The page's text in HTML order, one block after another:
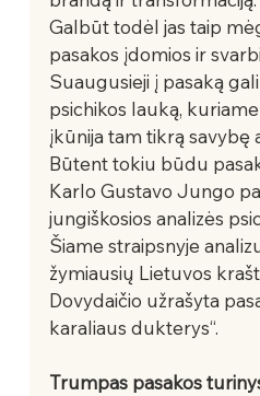
Galbūt todėl jas taip
pasakos įdomios ir
Suaugusieji į pasaką
psichikos lauką,
įkūnija tam tikrą savybę
Būtent tokiu būdu
Karlo Gustavo Jungo
jungiškosios analizės
Šiame straipsnyje
žymiausių Lietuvos
Dovydaičio užrašyta
karaliaus dukterys“.
Trumpas pasakos